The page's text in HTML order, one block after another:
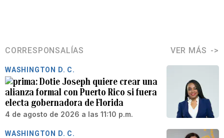
CORRESPONSALÍAS VER MÁS
WASHINGTON D. C.
Dotie Joseph quiere crear una
alianza formal con Puerto Rico si fuera
electa gobernadora de Florida
4 de agosto de 2026 a las 11:10 p.m.
WASHINGTON D. C.